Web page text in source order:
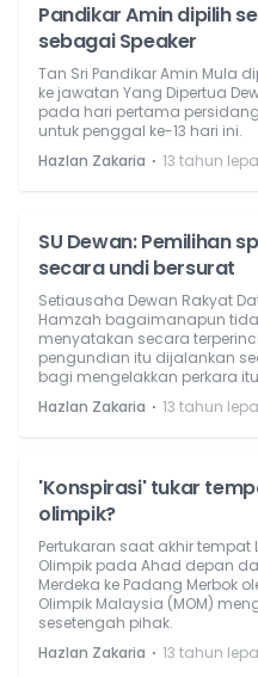
Pandikar Amin dipilih
sebagai Speaker
Tan Sri Pandikar Amin Mula
ke jawatan Yang Dipertua
pada hari pertama
untuk penggal ke-13 hari ini.
Hazlan Zakaria ⋅ 13 tahun
SU Dewan: Pemilihan
secara undi bersurat
Setiausaha Dewan Rakyat
Hamzah bagaimanapun
menyatakan secara
pengundian itu dijalankan
bagi mengelakkan perkara
Hazlan Zakaria ⋅ 13 tahun
'Konspirasi' tukar
olimpik?
Pertukaran saat akhir tempat
Olimpik pada Ahad depan
Merdeka ke Padang Merbok
Olimpik Malaysia (MOM)
sesetengah pihak.
Hazlan Zakaria ⋅ 13 tahun